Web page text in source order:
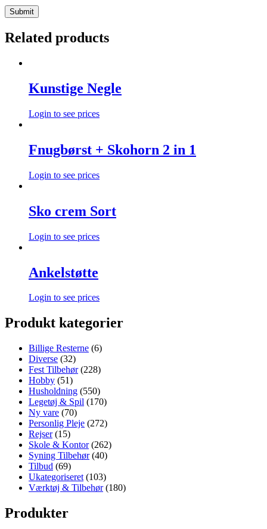
Related products
Kunstige Negle
Login to see prices
Fnugbørst + Skohorn 2 in 1
Login to see prices
Sko crem Sort
Login to see prices
Ankelstøtte
Login to see prices
Produkt kategorier
Billige Resterne (6)
Diverse (32)
Fest Tilbehør (228)
Hobby (51)
Husholdning (550)
Legetøj & Spil (170)
Ny vare (70)
Personlig Pleje (272)
Rejser (15)
Skole & Kontor (262)
Syning Tilbehør (40)
Tilbud (69)
Ukategoriseret (103)
Værktøj & Tilbehør (180)
Produkter